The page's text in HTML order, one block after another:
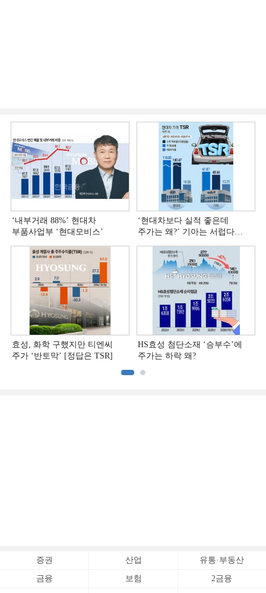
‘내부거래 88%ʼ 현대차
부품사업부 ‘현대모비스ʼ
‘현대차보다 실적 좋은데
주가는 왜?ʼ 기아는 서럽다
효성, 화학 구했지만 티엔씨
주가 ‘반토막’ [정답은 TSR]
HS효성 첨단소재 ‘승부수’에
주가는 하락 왜?
증권 산업 유통·부동산
금융 보험 2금융